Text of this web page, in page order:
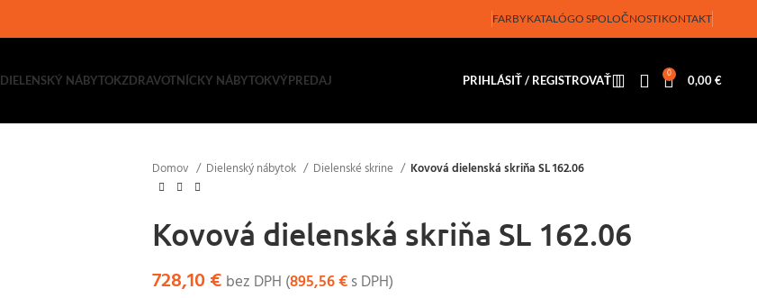
FARBYKATALÓGO SPOLOČNOSTIKONTAKT
DIELENSKÝ NÁBYTOKZDRAVOTNÍCKY NÁBYTOKVÝPREDAJ PRIHLÁSIŤ / REGISTROVAŤ 0 0,00€
Domov Dielenský nábytok Dielenské skrine Kovová dielenská skriňa SL 162.06
Kovová dielenská skriňa SL 162.06
728,10€ bez DPH (895,56€s DPH)